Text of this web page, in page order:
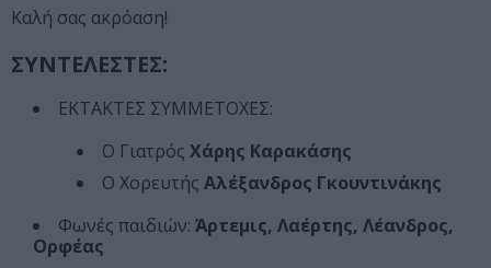
Καλή σας ακρόαση!
ΣΥΝΤΕΛΕΣΤΕΣ:
ΕΚΤΑΚΤΕΣ ΣΥΜΜΕΤΟΧΕΣ:
Ο Γιατρός Χάρης Καρακάσης
Ο Χορευτής Αλέξανδρος Γκουντινάκης
Φωνές παιδιών: Άρτεμις, Λαέρτης, Λέανδρος,
Ορφέας